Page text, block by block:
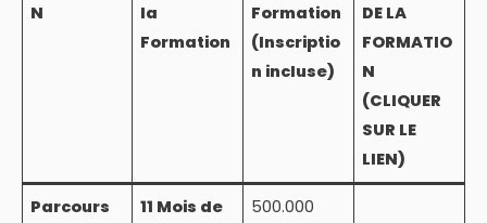
N
la
Formation
Formation
(Inscriptio
n incluse)
DE LA
FORMATIO
N
(CLIQUER
SUR LE
LIEN)
Parcours
11 Mois de
500.000